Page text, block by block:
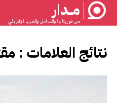
مــدار
من موريتانيا والساحل والغرب الإفريقي
نتائج العلامات :